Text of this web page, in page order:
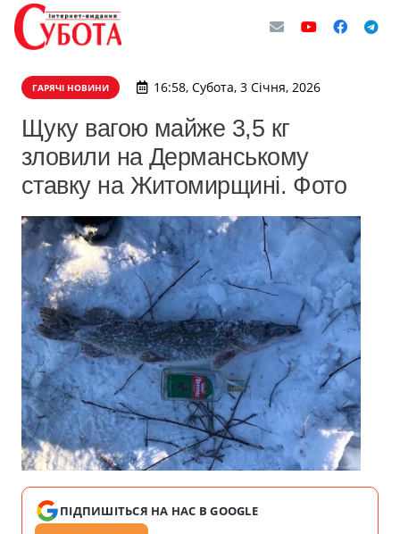
ГАРЯЧІ НОВИНИ 16:58, Субота, 3 Січня, 2026
Щуку вагою майже 3,5 кг
зловили на Дерманському
ставку на Житомирщині. Фото
ПІДПИШІТЬСЯ НА НАС В GOOGLE